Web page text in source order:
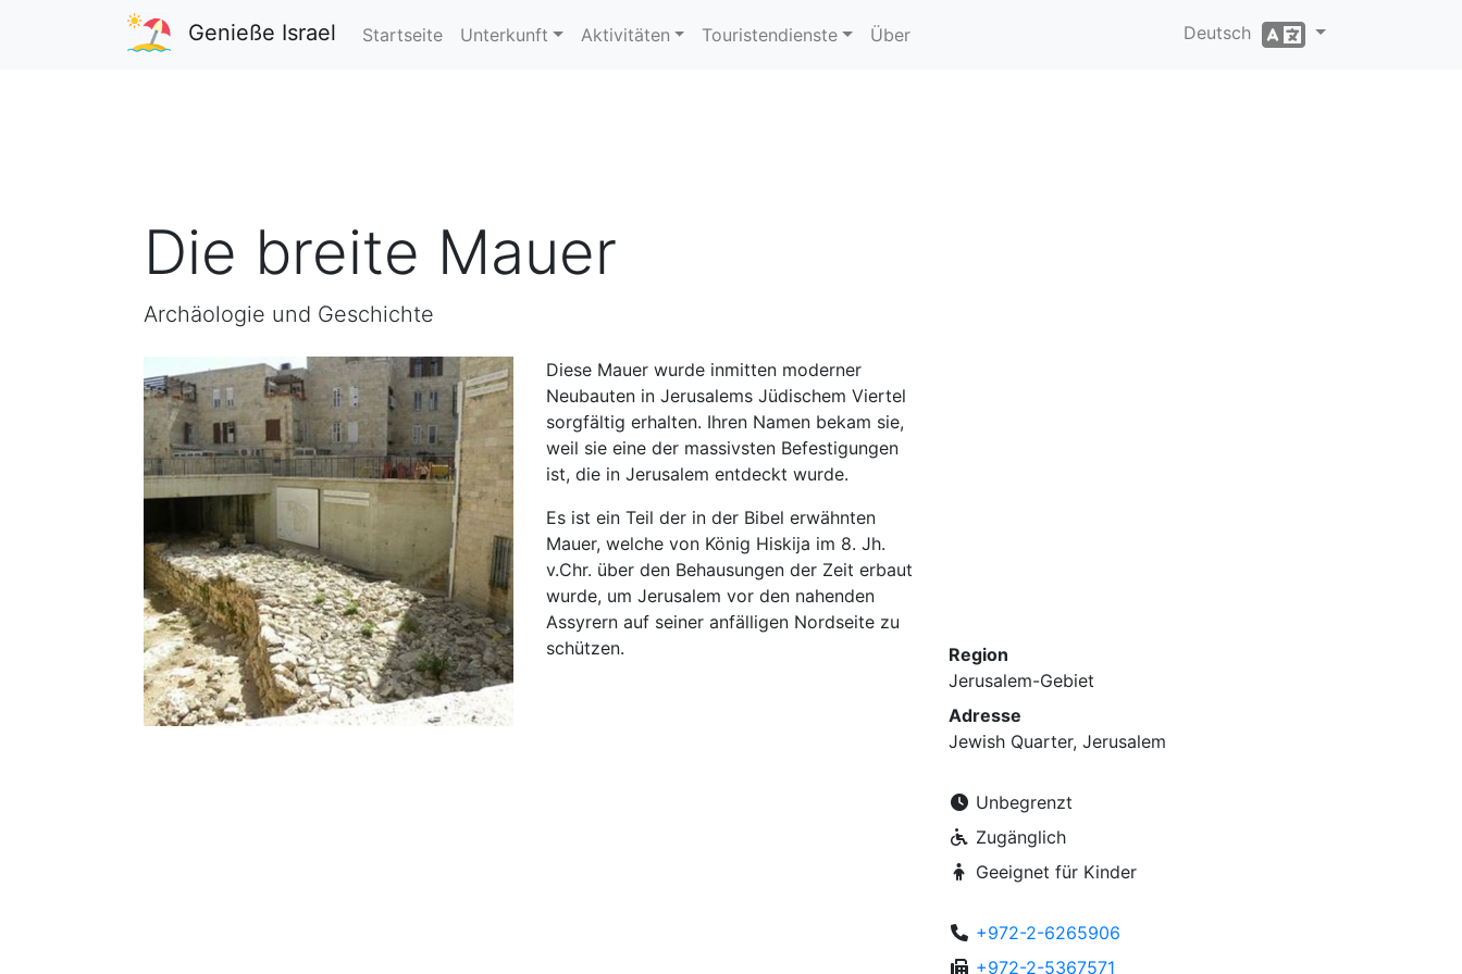
Genieße Israel Startseite Unterkunft Aktivitäten Touristendienste Über Deutsch
Die breite Mauer
Archäologie und Geschichte
Diese Mauer wurde inmitten moderner
Neubauten in Jerusalems Jüdischem Viertel
sorgfältig erhalten. Ihren Namen bekam sie,
weil sie eine der massivsten Befestigungen
ist, die in Jerusalem entdeckt wurde.
Es ist ein Teil der in der Bibel erwähnten
Mauer, welche von König Hiskija im 8. Jh.
v.Chr. über den Behausungen der Zeit erbaut
wurde, um Jerusalem vor den nahenden
Assyrern auf seiner anfälligen Nordseite zu
schützen.
Region
Jerusalem-Gebiet
Adresse
Jewish Quarter, Jerusalem
Unbegrenzt
Zugänglich
Geeignet für Kinder
+972-2-6265906
+972-2-5367571